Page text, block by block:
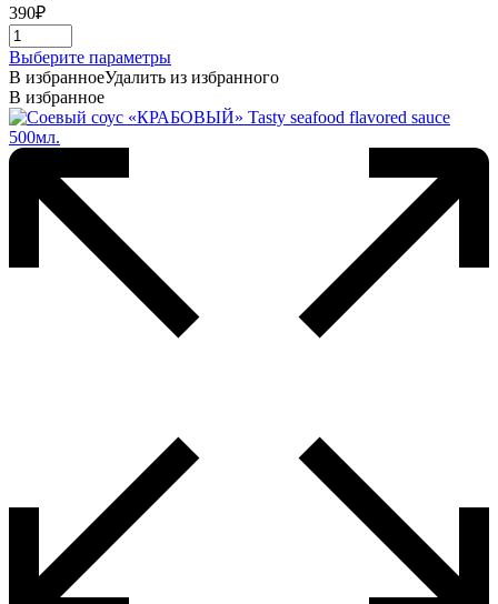
390₽
Выберите параметрыЭтот
товар
несколько
В избранноеУдалить из избранного
В избранное